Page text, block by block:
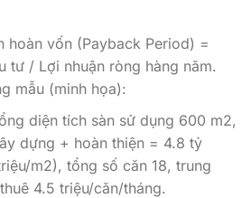
hoàn vốn (Payback Period) =
tư / Lợi nhuận ròng hàng năm.
mẫu (minh họa):
diện tích sàn sử dụng 600 m2,
dựng + hoàn thiện = 4.8 tỷ
m2), tổng số căn 18, trung
4.5 triệu/căn/tháng.